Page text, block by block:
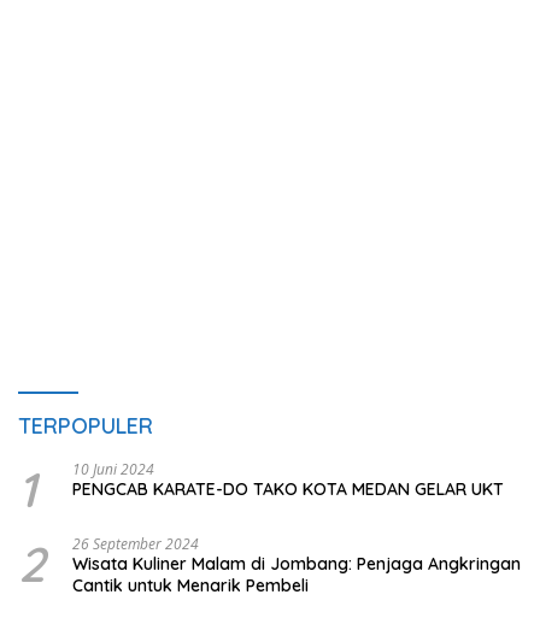
TERPOPULER
1 10 Juni 2024
PENGCAB KARATE-DO TAKO KOTA MEDAN GELAR UKT
2 26 September 2024
Wisata Kuliner Malam di Jombang: Penjaga Angkringan
Cantik untuk Menarik Pembeli